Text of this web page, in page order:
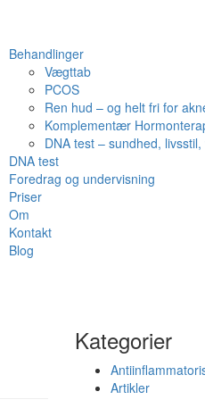
Behandlinger
Vægttab
PCOS
Ren hud – og helt fri for
Komplementær
DNA test – sundhed,
DNA test
Foredrag og undervisning
Priser
Om
Kontakt
Blog
Kategorier
Artikler